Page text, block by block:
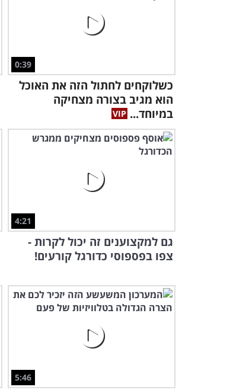
0:39
כשלוקחים לחתול הזה את האוכל
הוא מגיב בצורה מצחיקה
במיוחד...
4:21
גם למקצוענים זה יכול לקרות -
צפו בפספוסי כדורגל קורעים!
5:46